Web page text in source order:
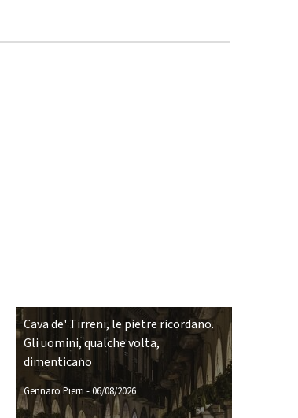
Cava de' Tirreni, le pietre ricordano.
Gli uomini, qualche volta,
dimenticano
Gennaro Pierri -06/08/2026